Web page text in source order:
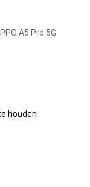
A5 Pro 5G
houden